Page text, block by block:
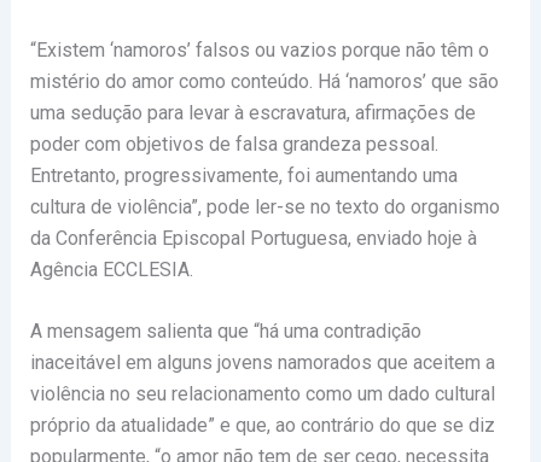
“Existem ‘namoros’ falsos ou vazios porque não têm o
mistério do amor como conteúdo. Há ‘namoros’ que são
uma sedução para levar à escravatura, afirmações de
poder com objetivos de falsa grandeza pessoal.
Entretanto, progressivamente, foi aumentando uma
cultura de violência”, pode ler-se no texto do organismo
da Conferência Episcopal Portuguesa, enviado hoje à
Agência ECCLESIA.
A mensagem salienta que “há uma contradição
inaceitável em alguns jovens namorados que aceitem a
violência no seu relacionamento como um dado cultural
próprio da atualidade” e que, ao contrário do que se diz
popularmente, “o amor não tem de ser cego, necessita